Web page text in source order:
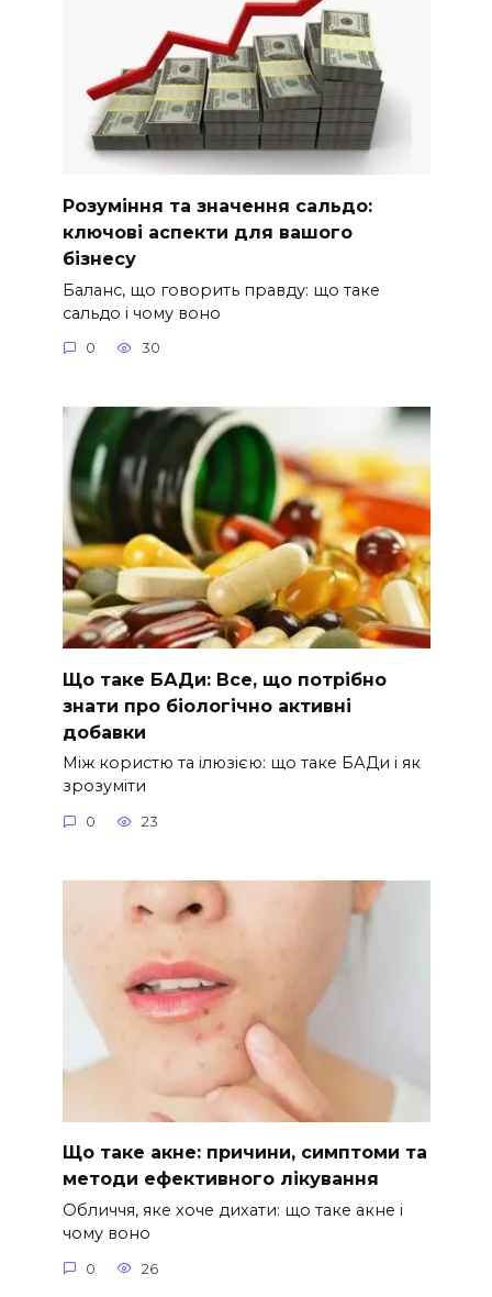
Розуміння та значення сальдо:
ключові аспекти для вашого
бізнесу
Баланс, що говорить правду: що таке
сальдо і чому воно
0 30
Що таке БАДи: Все, що потрібно
знати про біологічно активні
добавки
Між користю та ілюзією: що таке БАДи і як
зрозуміти
0 23
Що таке акне: причини, симптоми та
методи ефективного лікування
Обличчя, яке хоче дихати: що таке акне і
чому воно
0 26